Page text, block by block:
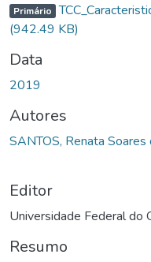
Primário
(942.49 KB)
Data
2019
Autores
SANTOS, Renata Soares
Editor
Universidade Federal do
Resumo